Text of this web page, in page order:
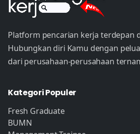
Platform pencarian kerja terdepan
Hubungkan diri Kamu dengan
dari perusahaan-perusahaan
Kategori Populer
Fresh Graduate
BUMN